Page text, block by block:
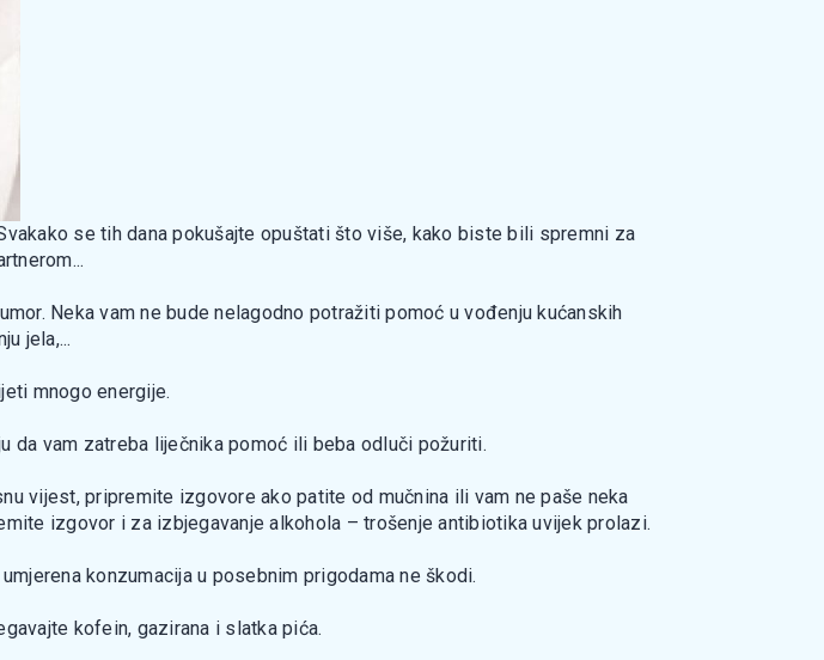
se tih dana pokušajte opuštati što više, kako biste bili spremni za
Neka vam ne bude nelagodno potražiti pomoć u vođenju kućanskih
jela,...
mnogo energije.
da vam zatreba liječnika pomoć ili beba odluči požuriti.
vijest, pripremite izgovore ako patite od mučnina ili vam ne paše neka
izgovor i za izbjegavanje alkohola – trošenje antibiotika uvijek prolazi.
konzumacija u posebnim prigodama ne škodi.
kofein, gazirana i slatka pića.